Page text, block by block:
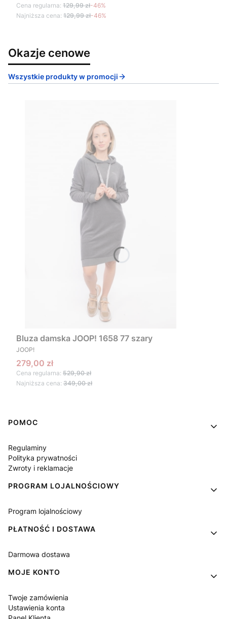
Cena regularna: 129,99 zł-46%
Najniższa cena: 129,99 zł-46%
Okazje cenowe
Wszystkie produkty w promocji
Bluza damska JOOP! 1658 77 szary
PRODUCENT
JOOP!
Cena promocyjna
279,00 zł
Cena regularna: 529,90 zł
Najniższa cena: 349,00 zł
Linki w stopce
POMOC
Regulaminy
Polityka prywatności
Zwroty i reklamacje
PROGRAM LOJALNOŚCIOWY
Program lojalnościowy
PŁATNOŚĆ I DOSTAWA
Darmowa dostawa
MOJE KONTO
Twoje zamówienia
Ustawienia konta